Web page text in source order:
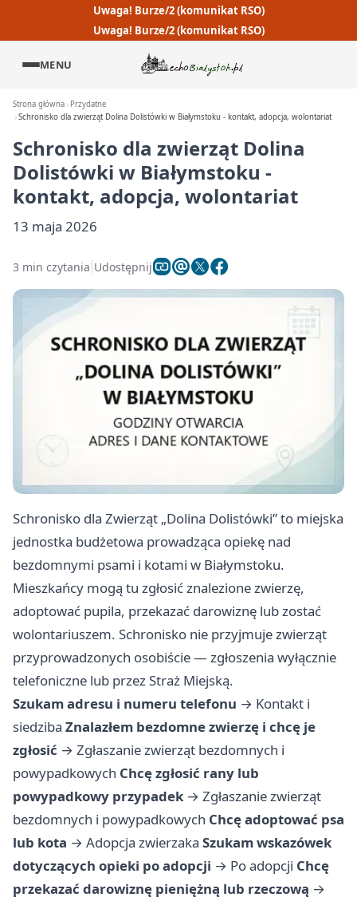
Uwaga! Burze/2 (komunikat RSO)
Uwaga! Burze/2 (komunikat RSO)
MENU
Strona główna
Przydatne
Schronisko dla zwierząt Dolina Dolistówki w Białymstoku - kontakt, adopcja, wolontariat
Schronisko dla zwierząt Dolina
Dolistówki w Białymstoku -
kontakt, adopcja, wolontariat
13 maja 2026
3 min czytania Udostępnij
Schronisko dla Zwierząt „Dolina Dolistówki” to miejska
jednostka budżetowa prowadząca opiekę nad
bezdomnymi psami i kotami w Białymstoku.
Mieszkańcy mogą tu zgłosić znalezione zwierzę,
adoptować pupila, przekazać darowiznę lub zostać
wolontariuszem. Schronisko nie przyjmuje zwierząt
przyprowadzonych osobiście — zgłoszenia wyłącznie
telefoniczne lub przez Straż Miejską.
Szukam adresu i numeru telefonu → Kontakt i
siedziba Znalazłem bezdomne zwierzę i chcę je
zgłosić → Zgłaszanie zwierząt bezdomnych i
powypadkowych Chcę zgłosić rany lub
powypadkowy przypadek → Zgłaszanie zwierząt
bezdomnych i powypadkowych Chcę adoptować psa
lub kota → Adopcja zwierzaka Szukam wskazówek
dotyczących opieki po adopcji → Po adopcji Chcę
przekazać darowiznę pieniężną lub rzeczową →